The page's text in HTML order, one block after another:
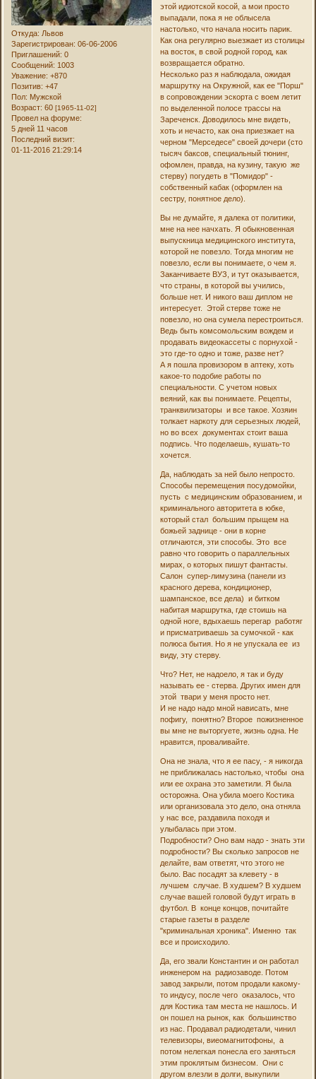
Откуда: Львов
Зарегистрирован: 06-06-2006
Приглашений: 0
Сообщений: 1003
Уважение: +870
Позитив: +47
Пол: Мужской
Возраст: 60[1965-11-02]
Провел на форуме:
5 дней 11 часов
Последний визит:
01-11-2016 21:29:14
этой идиотской косой, а мои просто
выпадали, пока я не облысела
настолько, что начала носить парик.
Как она регулярно выезжает из столицы
на восток, в свой родной город, как
возвращается обратно.
Несколько раз я наблюдала, ожидая
маршрутку на Окружной, как ее "Порш"
в сопровождении эскорта с воем летит
по выделенной полосе трассы на
Зареченск. Доводилось мне видеть,
хоть и нечасто, как она приезжает на
черном "Мерседесе" своей дочери (сто
тысяч баксов, специальный тюнинг,
офомлен, правда, на кузину, такую же
стерву) погудеть в "Помидор" -
собственный кабак (оформлен на
сестру, понятное дело).
Вы не думайте, я далека от политики,
мне на нее начхать. Я обыкновенная
выпускница медицинского института,
которой не повезло. Тогда многим не
повезло, если вы понимаете, о чем я.
Заканчиваете ВУЗ, и тут оказывается,
что страны, в которой вы учились,
больше нет. И никого ваш диплом не
интересует. Этой стерве тоже не
повезло, но она сумела перестроиться.
Ведь быть комсомольским вождем и
продавать видеокассеты с порнухой -
это где-то одно и тоже, разве нет?
А я пошла провизором в аптеку, хоть
какое-то подобие работы по
специальности. С учетом новых
веяний, как вы понимаете. Рецепты,
транквилизаторы и все такое. Хозяин
толкает наркоту для серьезных людей,
но во всех документах стоит ваша
подпись. Что поделаешь, кушать-то
хочется.
Да, наблюдать за ней было непросто.
Способы перемещения посудомойки,
пусть с медицинским образованием, и
криминального авторитета в юбке,
который стал большим прыщем на
божьей заднице - они в корне
отличаются, эти способы. Это все
равно что говорить о параллельных
мирах, о которых пишут фантасты.
Салон супер-лимузина (панели из
красного дерева, кондиционер,
шампанское, все дела) и битком
набитая маршрутка, где стоишь на
одной ноге, вдыхаешь перегар работяг
и присматриваешь за сумочкой - как
полюса бытия. Но я не упускала ее из
виду, эту стерву.
Что? Нет, не надоело, я так и буду
называть ее - стерва. Других имен для
этой твари у меня просто нет.
И не надо надо мной нависать, мне
пофигу, понятно? Второе пожизненное
вы мне не выторгуете, жизнь одна. Не
нравится, проваливайте.
Она не знала, что я ее пасу, - я никогда
не приближалась настолько, чтобы она
или ее охрана это заметили. Я была
осторожна. Она убила моего Костика
или организовала это дело, она отняла
у нас все, раздавила походя и
улыбалась при этом.
Подробности? Оно вам надо - знать эти
подробности? Вы сколько запросов не
делайте, вам ответят, что этого не
было. Вас посадят за клевету - в
лучшем случае. В худшем? В худшем
случае вашей головой будут играть в
футбол. В конце концов, почитайте
старые газеты в разделе
"криминальная хроника". Именно так
все и происходило.
Да, его звали Константин и он работал
инженером на радиозаводе. Потом
завод закрыли, потом продали какому-
то индусу, после чего оказалось, что
для Костика там места не нашлось. И
он пошел на рынок, как большинство
из нас. Продавал радиодетали, чинил
телевизоры, виеомагнитофоны, а
потом нелегкая понесла его заняться
этим проклятым бизнесом. Они с
другом влезли в долги, выкупили